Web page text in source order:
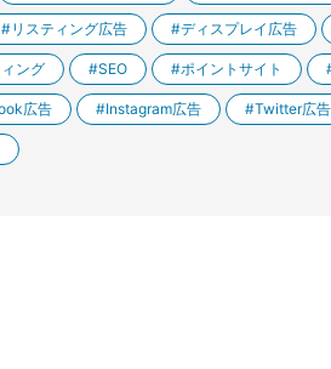
リスティング広告 ディスプレイ広告
ング SEO ポイントサイト
広告 Instagram広告 Twitter広告